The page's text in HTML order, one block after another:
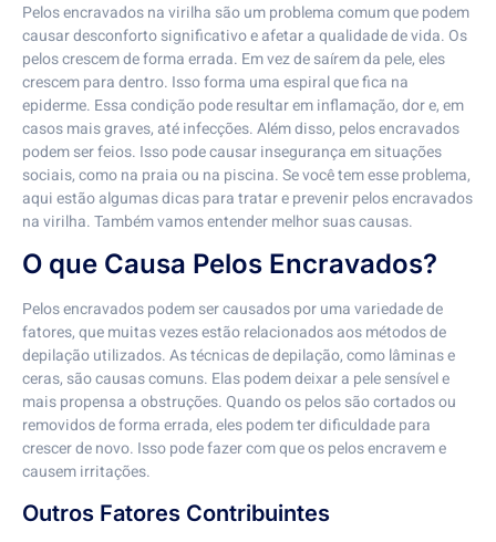
Pelos encravados na virilha são um problema comum que podem
causar desconforto significativo e afetar a qualidade de vida. Os
pelos crescem de forma errada. Em vez de saírem da pele, eles
crescem para dentro. Isso forma uma espiral que fica na
epiderme. Essa condição pode resultar em inflamação, dor e, em
casos mais graves, até infecções. Além disso, pelos encravados
podem ser feios. Isso pode causar insegurança em situações
sociais, como na praia ou na piscina. Se você tem esse problema,
aqui estão algumas dicas para tratar e prevenir pelos encravados
na virilha. Também vamos entender melhor suas causas.
O que Causa Pelos Encravados?
Pelos encravados podem ser causados por uma variedade de
fatores, que muitas vezes estão relacionados aos métodos de
depilação utilizados. As técnicas de depilação, como lâminas e
ceras, são causas comuns. Elas podem deixar a pele sensível e
mais propensa a obstruções. Quando os pelos são cortados ou
removidos de forma errada, eles podem ter dificuldade para
crescer de novo. Isso pode fazer com que os pelos encravem e
causem irritações.
Outros Fatores Contribuintes